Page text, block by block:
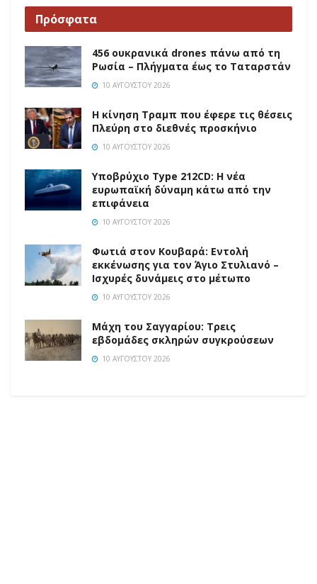
Πρόσφατα
456 ουκρανικά drones πάνω από τη
Ρωσία – Πλήγματα έως το Ταταρστάν
10 ΑΥΓΟΎΣΤΟΥ 2026
Η κίνηση Τραμπ που έφερε τις θέσεις
Πλεύρη στο διεθνές προσκήνιο
10 ΑΥΓΟΎΣΤΟΥ 2026
Υποβρύχιο Type 212CD: Η νέα
ευρωπαϊκή δύναμη κάτω από την
επιφάνεια
10 ΑΥΓΟΎΣΤΟΥ 2026
Φωτιά στον Κουβαρά: Εντολή
εκκένωσης για τον Άγιο Στυλιανό –
Ισχυρές δυνάμεις στο μέτωπο
10 ΑΥΓΟΎΣΤΟΥ 2026
Μάχη του Σαγγαρίου: Τρεις
εβδομάδες σκληρών συγκρούσεων
10 ΑΥΓΟΎΣΤΟΥ 2026